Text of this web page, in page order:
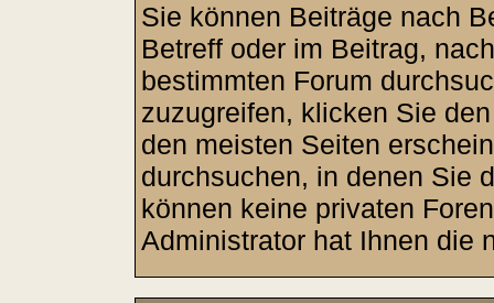
Sie können Beiträge nach
Betreff oder im Beitrag,
bestimmten Forum
zuzugreifen, klicken Sie
den meisten Seiten
durchsuchen, in denen Sie
können keine privaten
Administrator hat Ihnen die